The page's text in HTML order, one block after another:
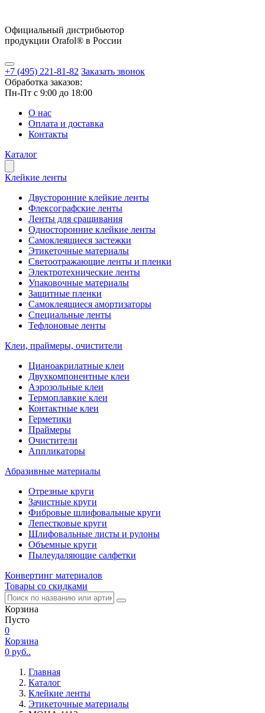
Официальный дистрибьютор
продукции Orafol® в России
+7 (495) 221-81-82 Заказать звонок
Обработка заказов:
Пн-Пт с 9:00 до 18:00
О нас
Оплата и доставка
Контакты
Каталог
Клейкие ленты
Двусторонние клейкие ленты
Флексографские ленты
Ленты для сращивания
Односторонние клейкие ленты
Самоклеящиеся застежки
Этикеточные материалы
Светоотражающие ленты и пленки
Электротехнические ленты
Упаковочные материалы
Защитные пленки
Самоклеящиеся амортизаторы
Специальные ленты
Тефлоновые ленты
Клеи, праймеры, очистители
Цианоакрилатные клеи
Двухкомпонентные клеи
Аэрозольные клеи
Термоплавкие клеи
Контактные клеи
Герметики
Праймеры
Очистители
Аппликаторы
Абразивные материалы
Отрезные круги
Зачистные круги
Фибровые шлифовальные круги
Лепестковые круги
Шлифовальные листы и рулоны
Объемные круги
Пылеудаляющие салфетки
Конвертинг материалов
Товары со скидками
Корзина
Пусто
0
Корзина
0 руб..
Главная
Каталог
Клейкие ленты
Этикеточные материалы